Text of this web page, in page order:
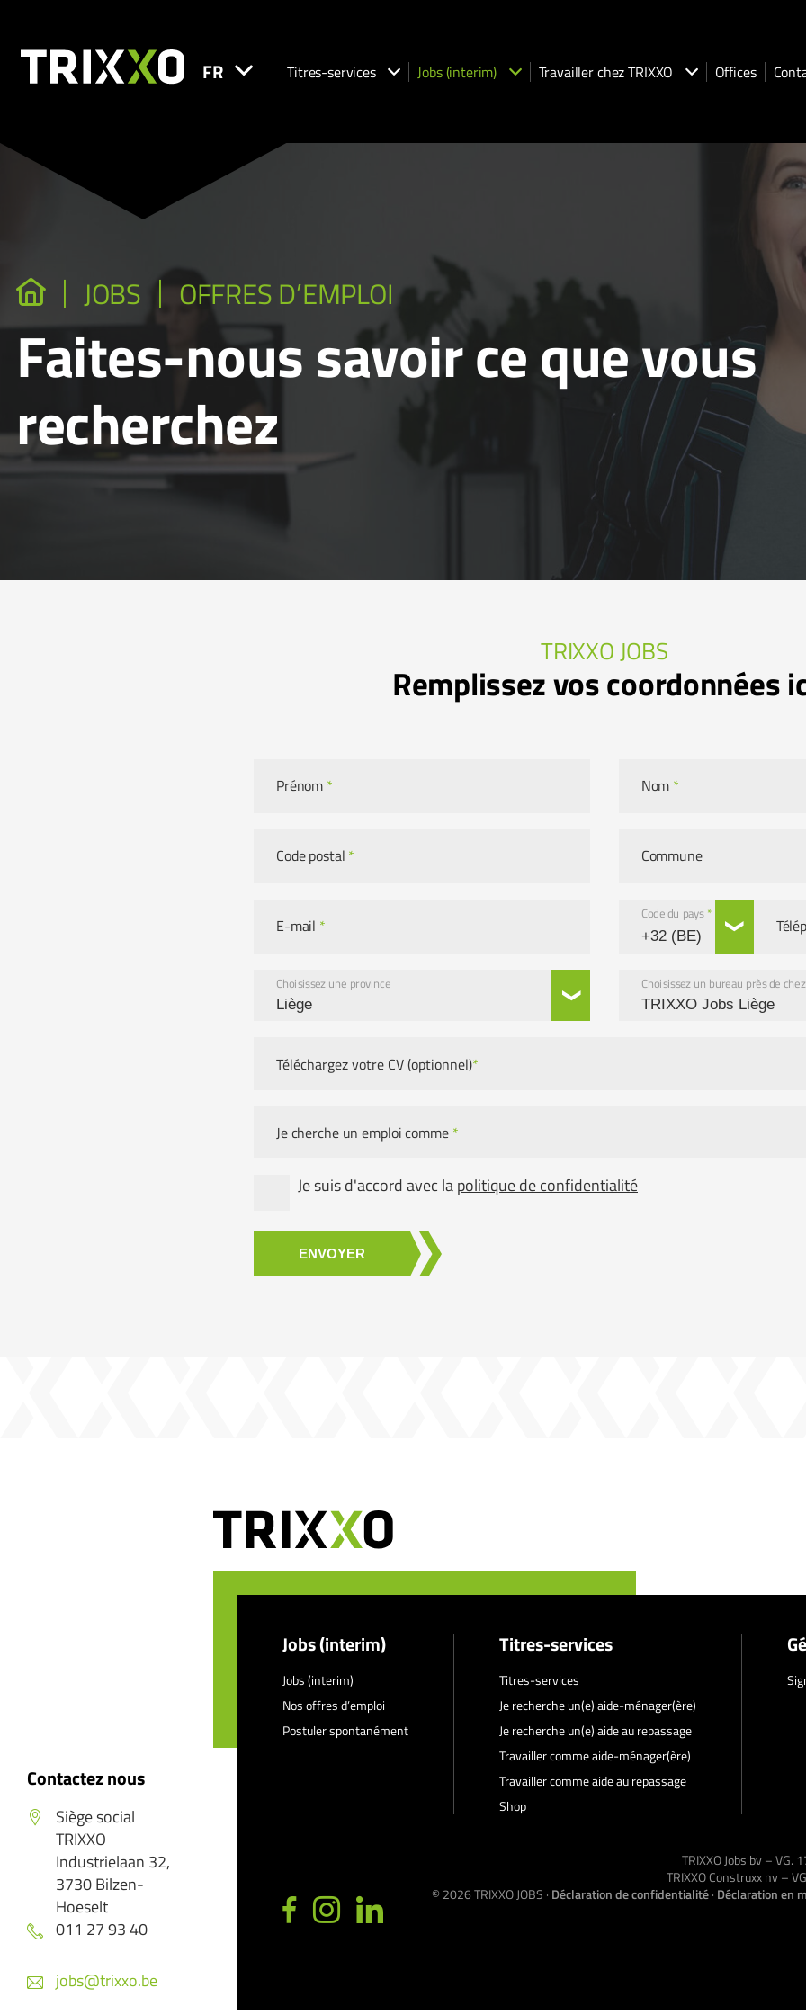
FR Titres-services Jobs (interim) Travailler chez TRIXXO Offices
JOBS OFFRES D’EMPLOI
Faites-nous savoir ce que vous
recherchez
TRIXXO JOBS
Remplissez vos coordonnées
Prénom * Nom *
Code postal * Commune
E-mail *
Code du pays *
Choisissez une province Choisissez un bureau près de
Téléchargez votre CV (optionnel)*
Je cherche un emploi comme *
Je suis d'accord avec lapolitique de confidentialité
ENVOYER
Contactez nous
Siège social
TRIXXO
Industrielaan 32,
3730 Bilzen-
Hoeselt
011 27 93 40
jobs@trixxo.be
Jobs (interim)
Jobs (interim)
Nos offres d’emploi
Postuler spontanément
Titres-services
Titres-services
Je recherche un(e) aide-ménager(ère)
Je recherche un(e) aide au repassage
Travailler comme aide-ménager(ère)
Travailler comme aide au repassage
Shop
TRIXXO Jobs bv –
TRIXXO Construxx nv –
© 2026TRIXXO JOBS · Déclaration de confidentialité· Déclaration en